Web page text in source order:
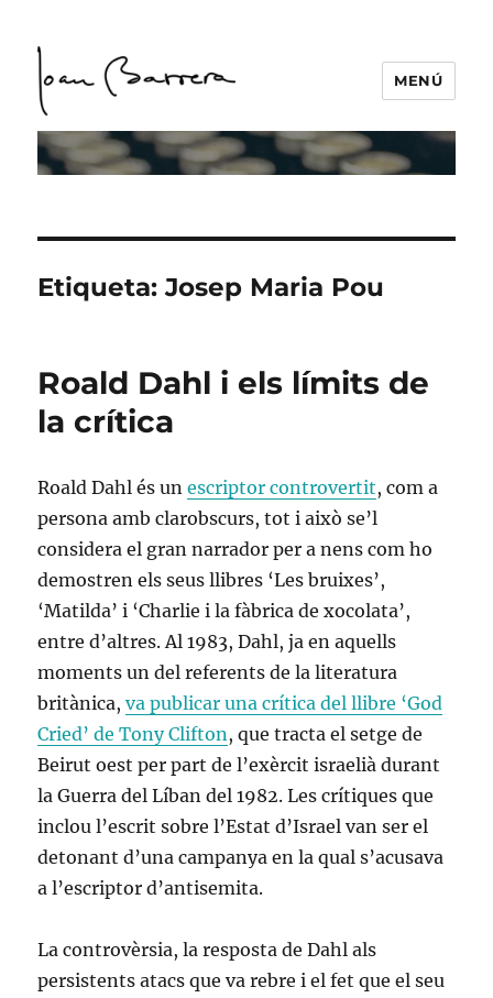
MENÚ
Etiqueta:Josep Maria Pou
Roald Dahl i els límits de
la crítica
Roald Dahl és unescriptor controvertit, com a
persona amb clarobscurs, tot i això se’l
considera el gran narrador per a nens com ho
demostren els seus llibres ‘Les bruixes’,
‘Matilda’ i ‘Charlie i la fàbrica de xocolata’,
entre d’altres. Al 1983, Dahl, ja en aquells
moments un del referents de la literatura
britànica,va publicar una crítica del llibre ‘God
Cried’ de Tony Clifton , que tracta el setge de
Beirut oest per part de l’exèrcit israelià durant
la Guerra del Líban del 1982. Les crítiques que
inclou l’escrit sobre l’Estat d’Israel van ser el
detonant d’una campanya en la qual s’acusava
a l’escriptor d’antisemita.
La controvèrsia, la resposta de Dahl als
persistents atacs que va rebre i el fet que el seu